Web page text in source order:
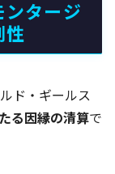
タージ
性
ド・ギールス
る因縁の清算で